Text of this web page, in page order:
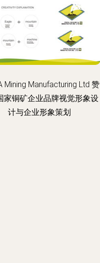
Mining Manufacturing Ltd 赞
家铜矿企业品牌视觉形象设
计与企业形象策划